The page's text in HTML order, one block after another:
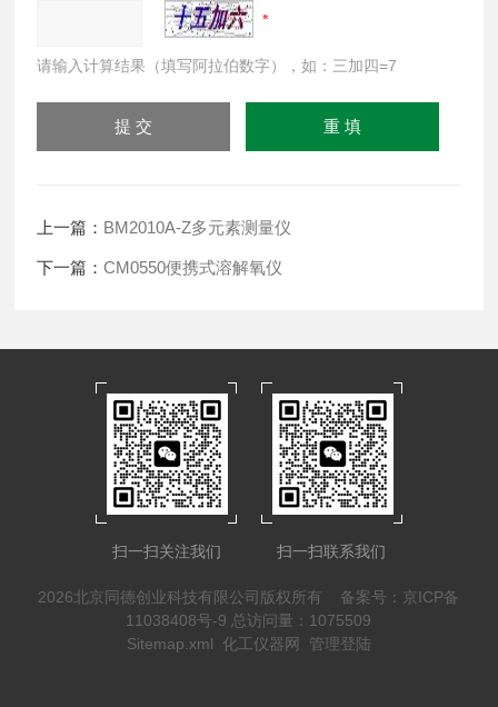
请输入计算结果（填写阿拉伯数字），如：三加四=7
上一篇： BM2010A-Z多元素测量仪
下一篇：CM0550便携式溶解氧仪
扫一扫关注我们 扫一扫联系我们
2026北京同德创业科技有限公司版权所有 备案号：京ICP备
11038408号-9 总访问量：1075509
Sitemap.xml 化工仪器网 管理登陆